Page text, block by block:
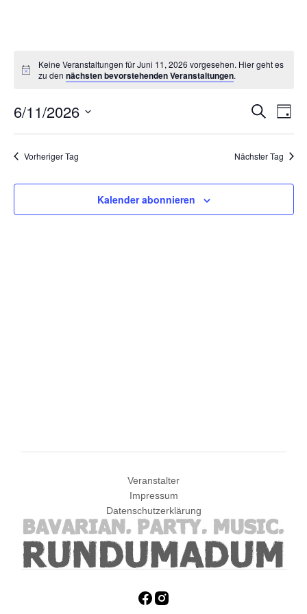
Keine Veranstaltungen für Juni 11, 2026 vorgesehen. Hier geht es
zu den nächsten bevorstehenden Veranstaltungen.
Suche
und
Suche
Tag
6/11/2026
Datum
wählen.
Vorheriger Tag Nächster Tag
Kalender abonnieren
Veranstalter
Impressum
Datenschutzerklärung